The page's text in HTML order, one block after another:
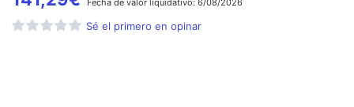
Fecha de valor liquidativo: 6/08/2026
Sé el primero en opinar